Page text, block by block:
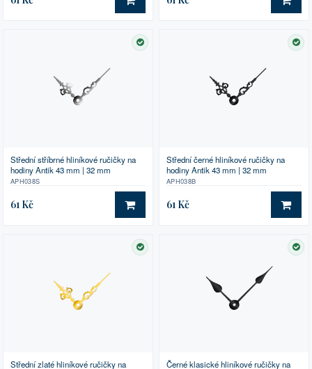
DO KOŠÍKU DO
SKLADEM
Střední stříbrné hliníkové ručičky na
hodiny Antik 43 mm | 32 mm
APH038S
61 Kč DO KOŠÍKU
Střední černé hliníkové ručičky na
hodiny Antik 43 mm | 32 mm
APH038B
61 Kč DO
SKLADEM
Střední zlaté hliníkové ručičky na
Černé klasické hliníkové ručičky na